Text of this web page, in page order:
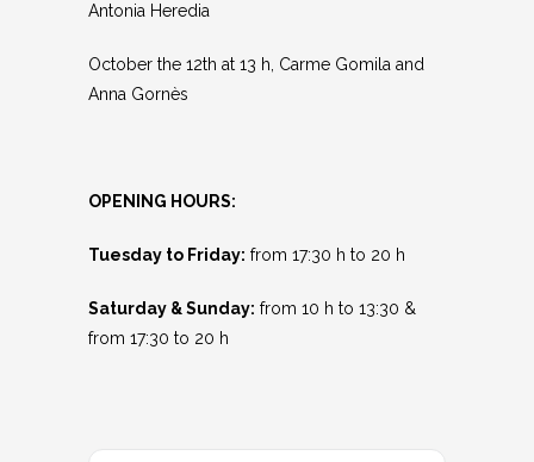
Antonia Heredia
October the 12th at 13 h, Carme Gomila and
Anna Gornès
OPENING HOURS:
Tuesday to Friday: from 17:30 h to 20 h
Saturday & Sunday: from 10 h to 13:30 &
from 17:30 to 20 h